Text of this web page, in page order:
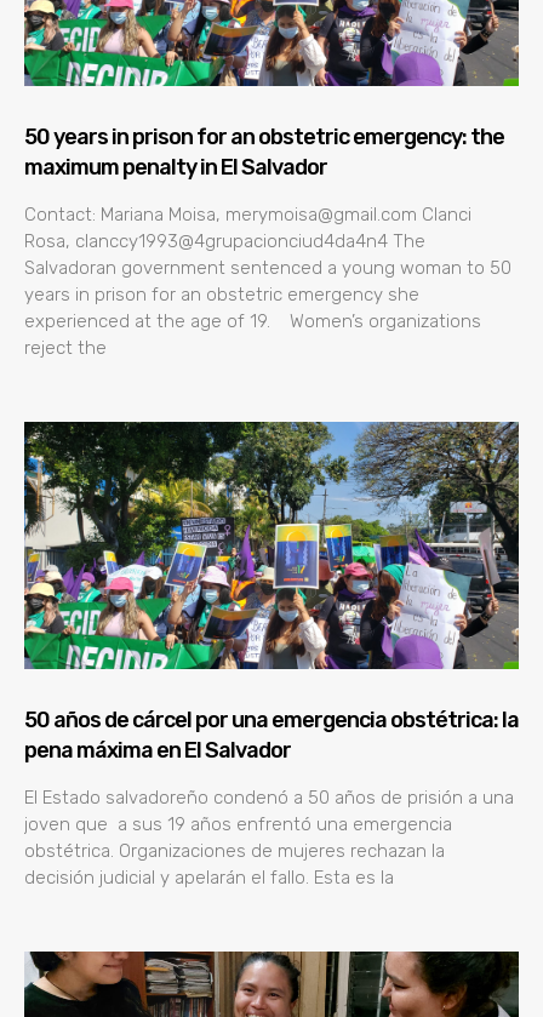
50 years in prison for an obstetric emergency: the
maximum penalty in El Salvador
Contact: Mariana Moisa, merymoisa@gmail.com Clanci
Rosa, clanccy1993@4grupacionciud4da4n4 The
Salvadoran government sentenced a young woman to 50
years in prison for an obstetric emergency she
experienced at the age of 19. Women’s organizations
reject the
50 años de cárcel por una emergencia obstétrica: la
pena máxima en El Salvador
El Estado salvadoreño condenó a 50 años de prisión a una
joven que a sus 19 años enfrentó una emergencia
obstétrica. Organizaciones de mujeres rechazan la
decisión judicial y apelarán el fallo. Esta es la